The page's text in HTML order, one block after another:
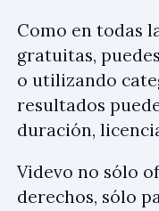
Como en todas
gratuitas,
o utilizando
resultados
duración,
Videvo no sólo
derechos, sólo